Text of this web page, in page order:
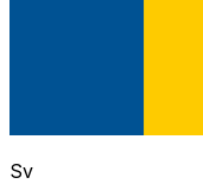
Sv